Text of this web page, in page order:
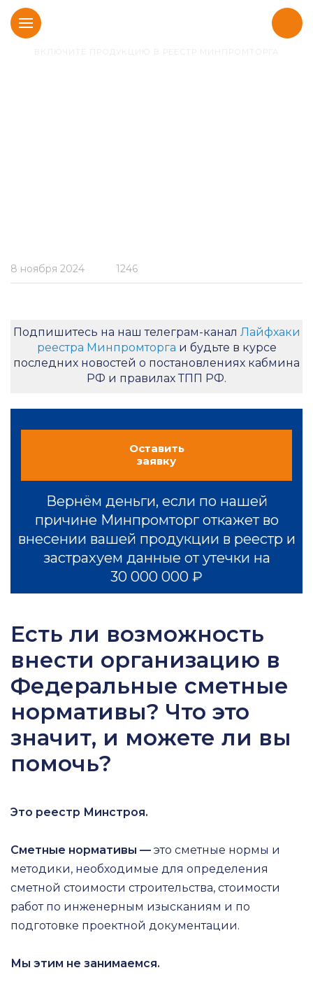
8 ноября 2024 1246
Подпишитесь на наш телеграм-канал Лайфхаки
реестра Минпромторга и будьте в курсе
последних новостей о постановлениях кабмина
РФ и правилах ТПП РФ.
Оставить
заявку
Вернём деньги, если по нашей
причине Минпромторг откажет во
внесении вашей продукции в реестр и
застрахуем данные от утечки на
30 000 000 ₽
Есть ли возможность
внести организацию в
Федеральные сметные
нормативы? Что это
значит, и можете ли вы
помочь?
Это реестр Минстроя.
Сметные нормативы — это сметные нормы и
методики, необходимые для определения
сметной стоимости строительства, стоимости
работ по инженерным изысканиям и по
подготовке проектной документации.
Мы этим не занимаемся.